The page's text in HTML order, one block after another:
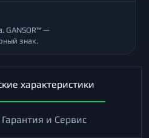
GANSOR™ —
знак.
характеристики
Гарантия и Сервис